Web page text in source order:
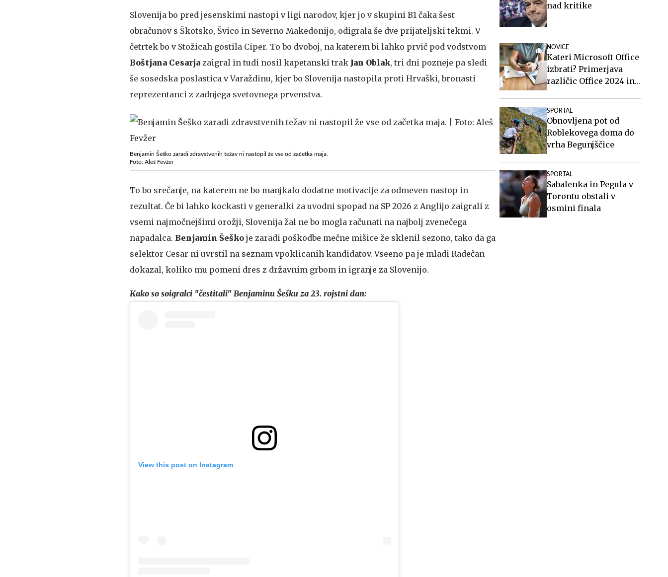
Slovenija bo pred jesenskimi nastopi v ligi narodov, kjer jo v skupini B1 čaka šest
obračunov s Škotsko, Švico in Severno Makedonijo, odigrala še dve prijateljski tekmi. V
četrtek bo v Stožicah gostila Ciper. To bo dvoboj, na katerem bi lahko prvič pod vodstvom
Boštjana Cesarja zaigral in tudi nosil kapetanski trak Jan Oblak, tri dni pozneje pa sledi
še sosedska poslastica v Varaždinu, kjer bo Slovenija nastopila proti Hrvaški, bronasti
reprezentanci z zadnjega svetovnega prvenstva.
Benjamin Šeško zaradi zdravstvenih težav ni nastopil že vse od začetka maja.
Foto: Aleš Fevžer
To bo srečanje, na katerem ne bo manjkalo dodatne motivacije za odmeven nastop in
rezultat. Če bi lahko kockasti v generalki za uvodni spopad na SP 2026 z Anglijo zaigrali z
vsemi najmočnejšimi orožji, Slovenija žal ne bo mogla računati na najbolj zvenečega
napadalca. Benjamin Šeško je zaradi poškodbe mečne mišice že sklenil sezono, tako da ga
selektor Cesar ni uvrstil na seznam vpoklicanih kandidatov. Vseeno pa je mladi Radečan
dokazal, koliko mu pomeni dres z državnim grbom in igranje za Slovenijo.
Kako so soigralci "čestitali" Benjaminu Šešku za 23. rojstni dan:
View this post on Instagram
nad kritike
NOVICE
Kateri Microsoft Office
izbrati? Primerjava
različic Office 2024 in
SPORTAL
Obnovljena pot od
Roblekovega doma do
vrha Begunjščice
SPORTAL
Sabalenka in Pegula v
Torontu obstali v
osmini finala